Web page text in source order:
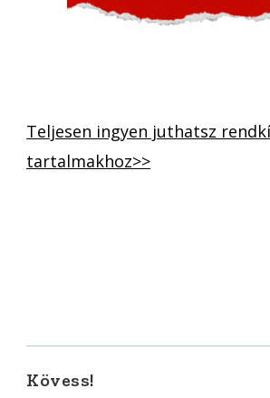
Teljesen ingyen juthatsz
tartalmakhoz>>
Kövess!